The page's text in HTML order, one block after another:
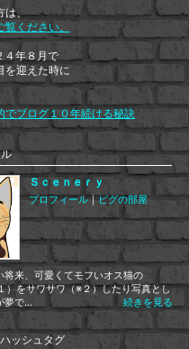
は、
ください。
４年８月で
を迎えた時に
でブログ１０年続ける秘訣
Ｓｃｅｎｅｒｙ
プロフィール｜ピグの部屋
将来、可愛くてモフいオス猫の
をサワサワ（※２）したり写真とし
夢で...
続きを見る
ッシュタグ